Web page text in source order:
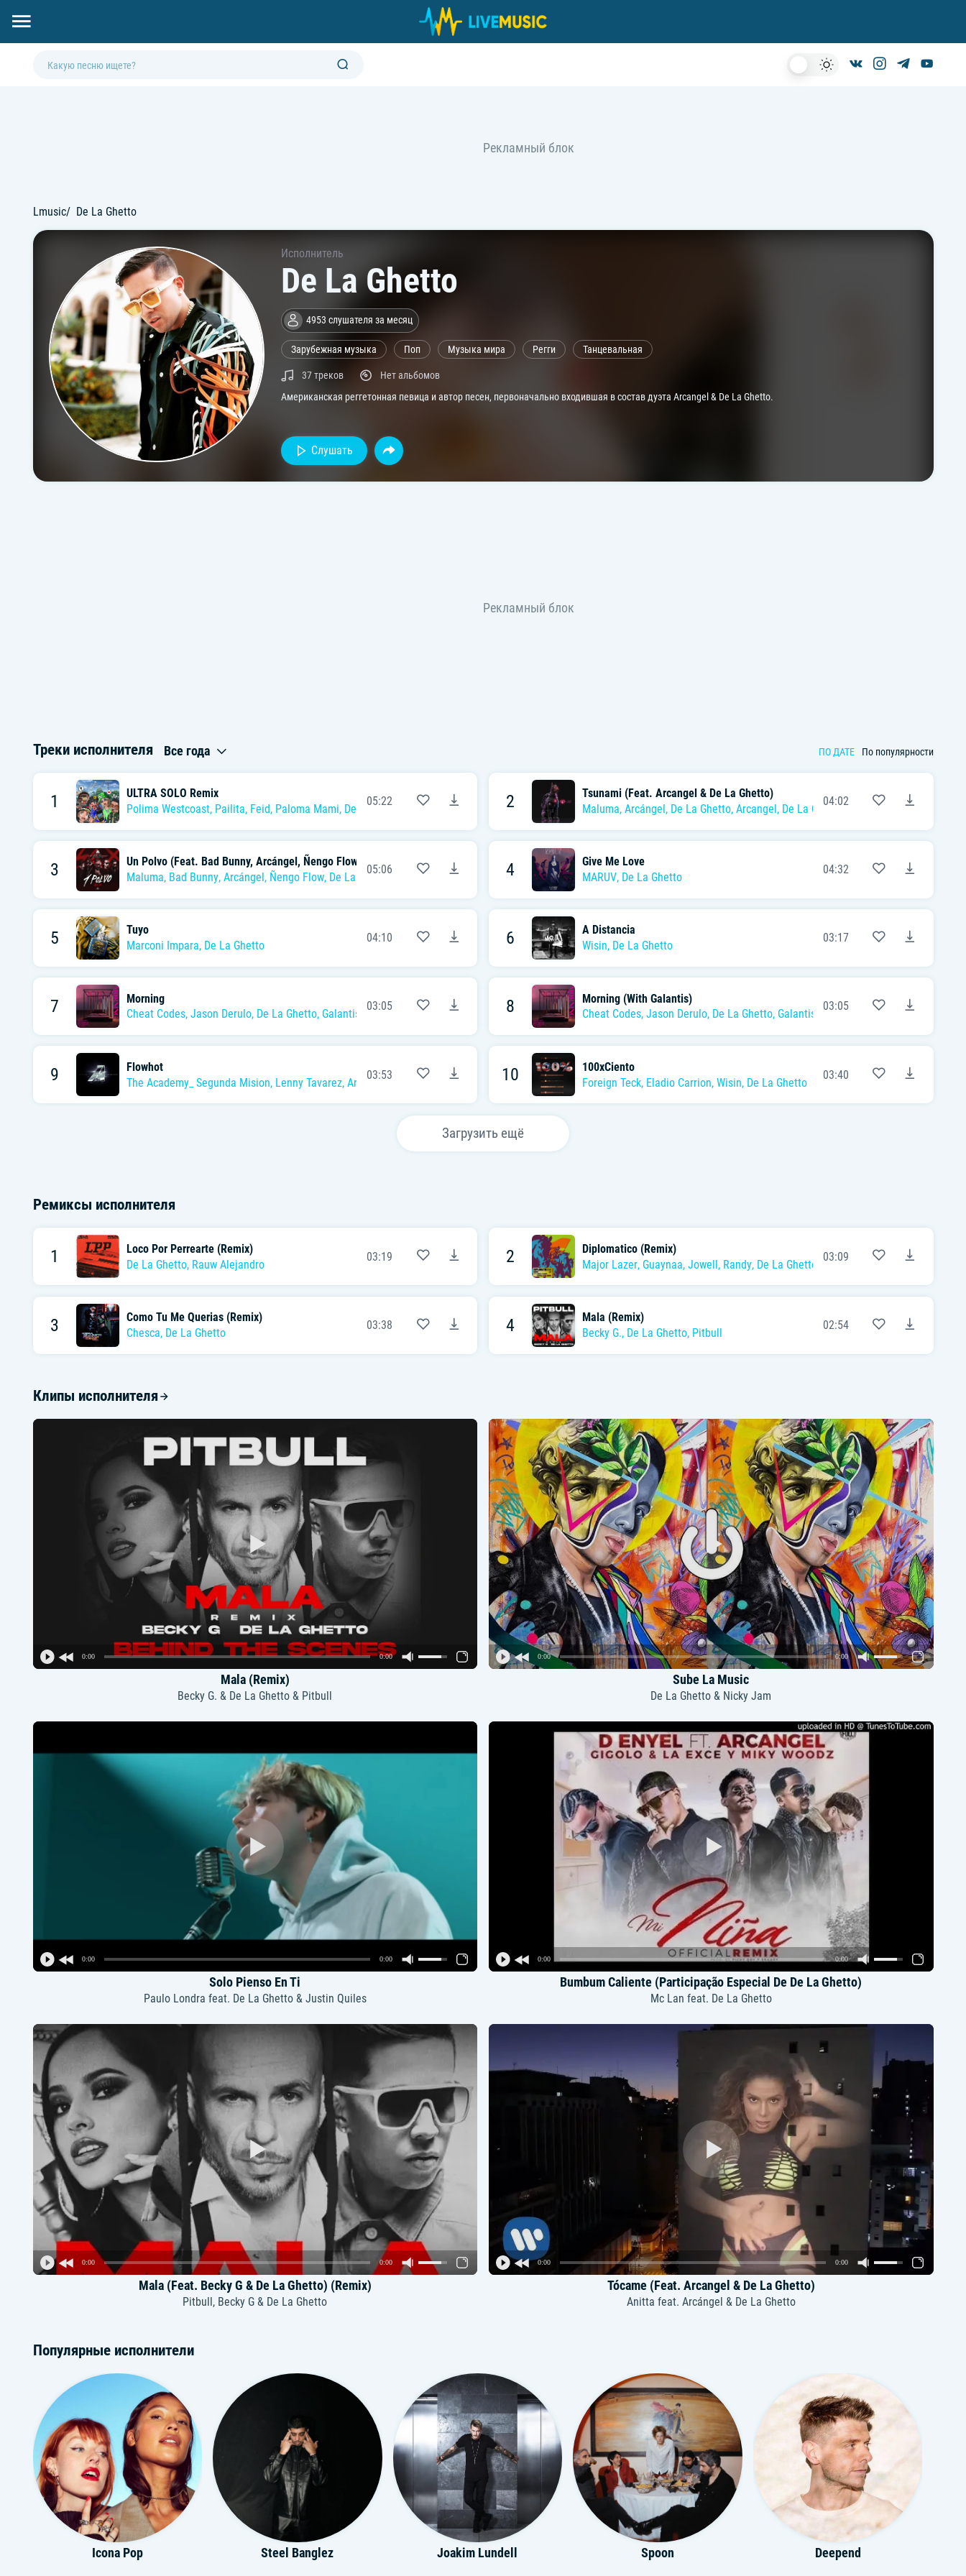
Lmusic De La Ghetto
Исполнитель
De La Ghetto
4953 слушателя за месяц
Зарубежная музыка Поп Музыка мира Регги Танцевальная
37 треков
Нет альбомов
Американская реггетонная певица и автор песен, первоначально входившая в состав дуэта Arcangel & De La Ghetto.
Слушать
Треки исполнителя Все года ПО ДАТЕ По популярности
1
ULTRA SOLO Remix
Polima Westcoast, Pailita, Feid, Paloma Mami, De La Ghetto
05:22 2
Tsunami (Feat. Arcangel & De La Ghetto)
Maluma, Arcángel, De La Ghetto, Arcangel, De La Ghetto
04:02
3
Un Polvo (Feat. Bad Bunny, Arcángel, Ñengo Flow & De La Ghetto)
Maluma, Bad Bunny, Arcángel, Ñengo Flow, De La Ghetto
05:06 4
Give Me Love
MARUV, De La Ghetto
04:32
5
Tuyo
Marconi Impara, De La Ghetto
04:10 6
A Distancia
Wisin, De La Ghetto
03:17
7
Morning
Cheat Codes, Jason Derulo, De La Ghetto, Galantis
03:05 8
Morning (With Galantis)
Cheat Codes, Jason Derulo, De La Ghetto, Galantis
03:05
9
Flowhot
The Academy_ Segunda Mision, Lenny Tavarez, Arcangel, De La Ghetto,Randy
03:53 10
100xCiento
Foreign Teck, Eladio Carrion, Wisin, De La Ghetto
03:40
Загрузить ещё
Ремиксы исполнителя
1
Loco Por Perrearte (Remix)
De La Ghetto, Rauw Alejandro
03:19 2
Diplomatico (Remix)
Major Lazer, Guaynaa, Jowell, Randy, De La Ghetto
03:09
3
Como Tu Me Querias (Remix)
Chesca, De La Ghetto
03:38 4
Mala (Remix)
Becky G., De La Ghetto, Pitbull
02:54
Клипы исполнителя
0:00 0:00
Mala (Remix)
Becky G. & De La Ghetto & Pitbull
0:00 0:00
Sube La Music
De La Ghetto & Nicky Jam
0:00 0:00
Solo Pienso En Ti
Paulo Londra feat. De La Ghetto & Justin Quiles
0:00 0:00
Bumbum Caliente (Participação Especial De De La Ghetto)
Mc Lan feat. De La Ghetto
0:00 0:00
Mala (Feat. Becky G & De La Ghetto) (Remix)
Pitbull, Becky G & De La Ghetto
0:00 0:00
Tócame (Feat. Arcangel & De La Ghetto)
Anitta feat. Arcángel & De La Ghetto
Популярные исполнители
Icona Pop Steel Banglez Joakim Lundell Spoon Deepend